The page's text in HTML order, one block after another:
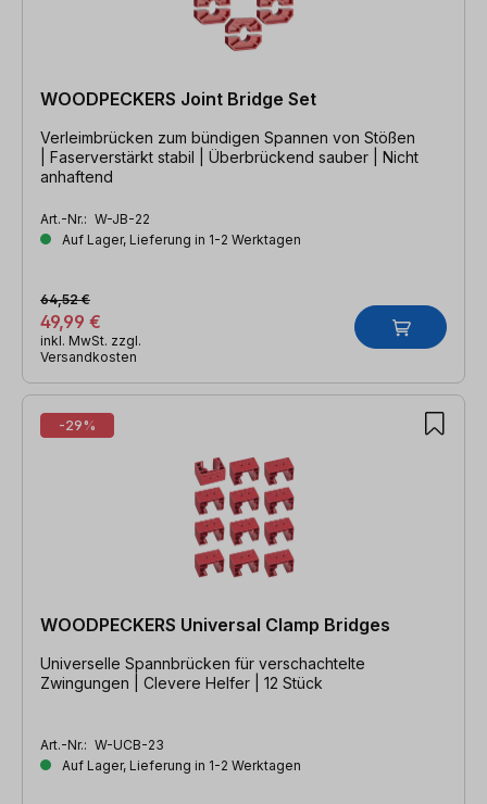
WOODPECKERS Joint Bridge Set
Verleimbrücken zum bündigen Spannen von Stößen
| Faserverstärkt stabil | Überbrückend sauber | Nicht
anhaftend
Art.-Nr.: W-JB-22
Auf Lager, Lieferung in 1-2 Werktagen
49,99 €
64,52 €
inkl. MwSt. zzgl.
Versandkosten
-29%
WOODPECKERS Universal Clamp Bridges
Universelle Spannbrücken für verschachtelte
Zwingungen | Clevere Helfer | 12 Stück
Art.-Nr.: W-UCB-23
Auf Lager, Lieferung in 1-2 Werktagen